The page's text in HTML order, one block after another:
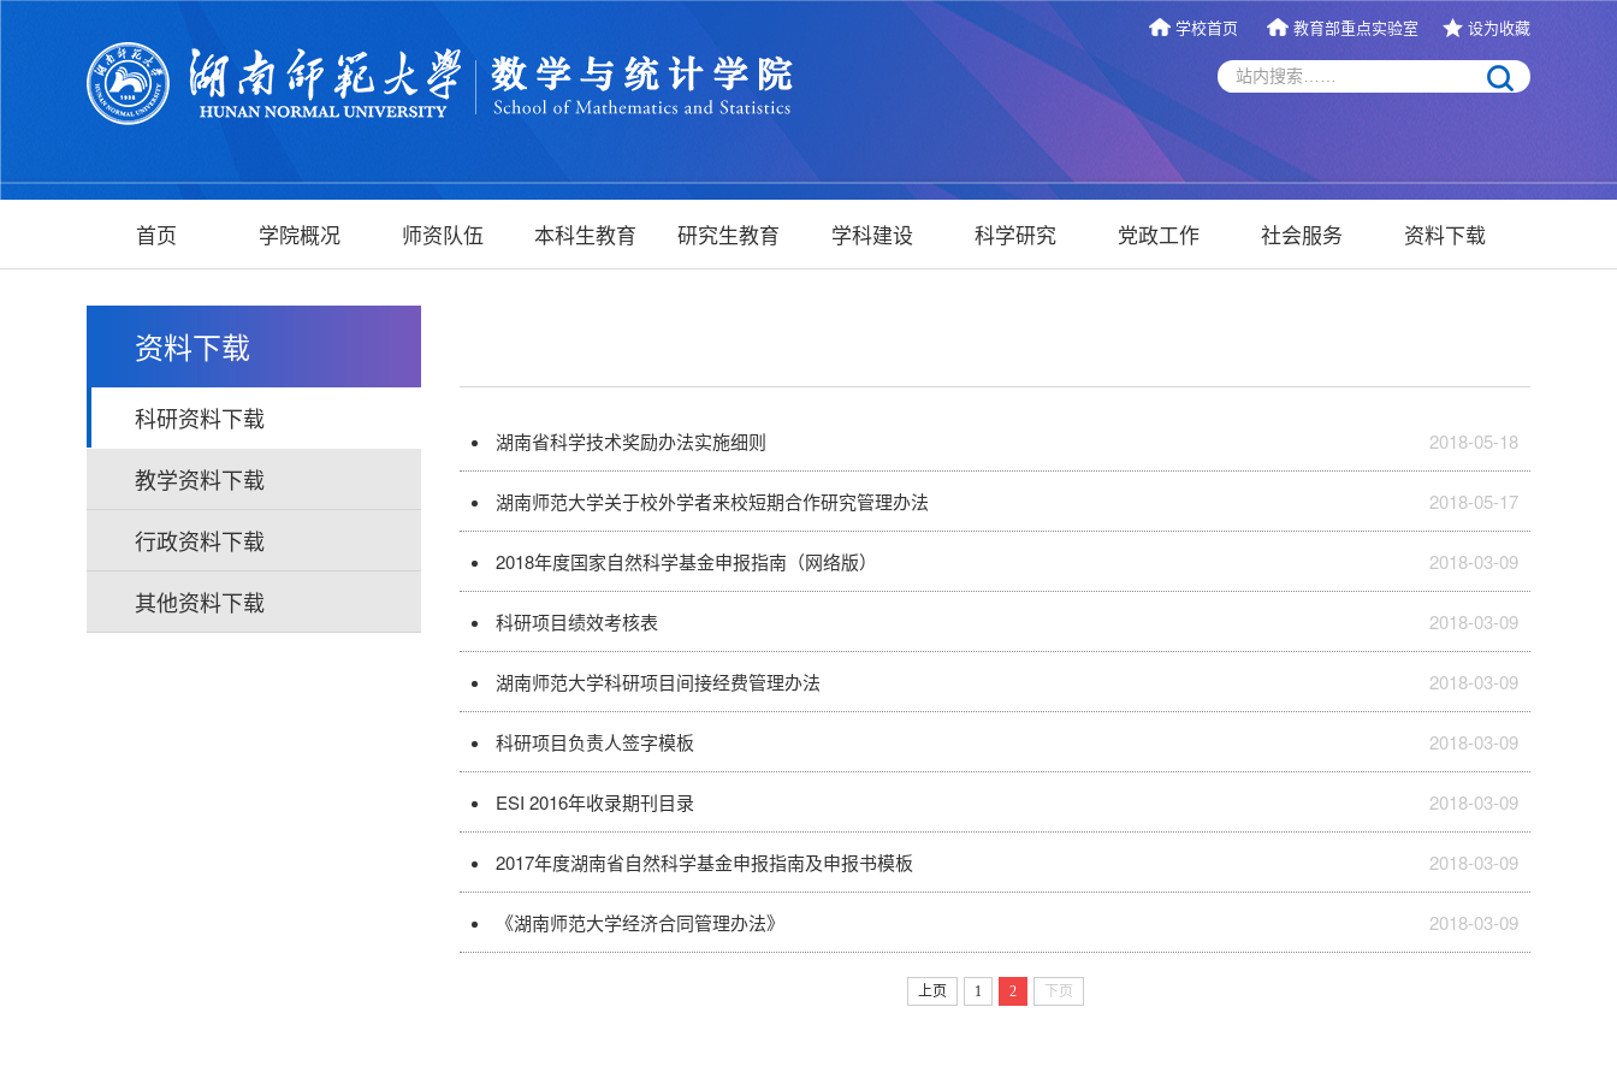
学校首页 教育部重点实验室 设为收藏
首页 学院概况 师资队伍 本科生教育 研究生教育 学科建设 科学研究 党政工作 社会服务 资料下载
资料下载
科研资料下载
教学资料下载
行政资料下载
其他资料下载
2018-05-18
湖南省科学技术奖励办法实施细则
2018-05-17
湖南师范大学关于校外学者来校短期合作研究管理办法
2018-03-09
2018年度国家自然科学基金申报指南（网络版）
2018-03-09
科研项目绩效考核表
2018-03-09
湖南师范大学科研项目间接经费管理办法
2018-03-09
科研项目负责人签字模板
2018-03-09
ESI 2016年收录期刊目录
2018-03-09
2017年度湖南省自然科学基金申报指南及申报书模板
2018-03-09
《湖南师范大学经济合同管理办法》
上页 1 2 下页